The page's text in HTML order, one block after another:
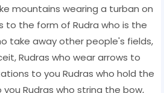
mountains wearing a turban on
to the form of Rudra who is the
take away other people's fields,
Rudras who wear arrows to
to you Rudras who hold the
Rudras who string the bow,